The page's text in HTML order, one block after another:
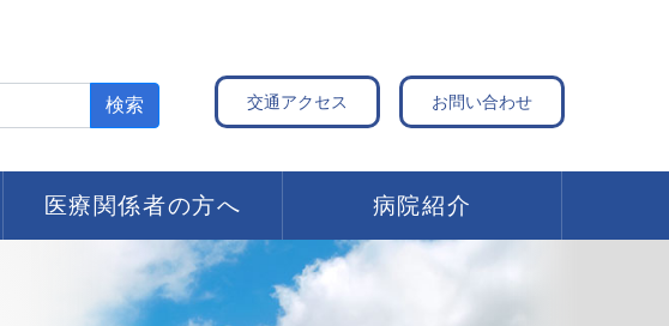
検索 交通アクセス お問い合わせ
医療関係者の方へ 病院紹介